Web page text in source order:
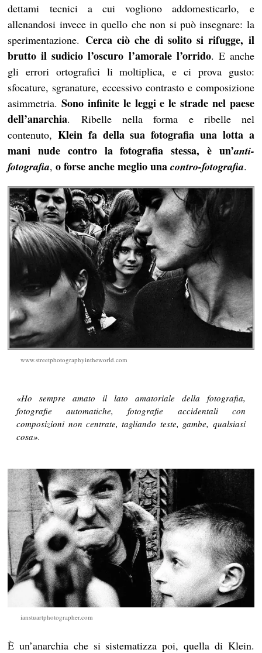
dettami tecnici a cui vogliono addomesticarlo, e
allenandosi invece in quello che non si può insegnare: la
sperimentazione. Cerca ciò che di solito si rifugge, il
brutto il sudicio l’oscuro l’amorale l’orrido. E anche
gli errori ortografici li moltiplica, e ci prova gusto:
sfocature, sgranature, eccessivo contrasto e composizione
asimmetria. Sono infinite le leggi e le strade nel paese
dell’anarchia. Ribelle nella forma e ribelle nel
contenuto,Klein fa della sua fotografia una lotta a
mani nude contro la fotografia stessa, è un’anti-
fotografia, o forse anche meglio una contro-fotografia.
www.streetphotographyintheworld.com
«Ho sempre amato il lato amatoriale della fotografia,
fotografie automatiche, fotografie accidentali con
composizioni non centrate, tagliando teste, gambe, qualsiasi
cosa».
ianstuartphotographer.com
È un’anarchia che si sistematizza poi, quella di Klein.